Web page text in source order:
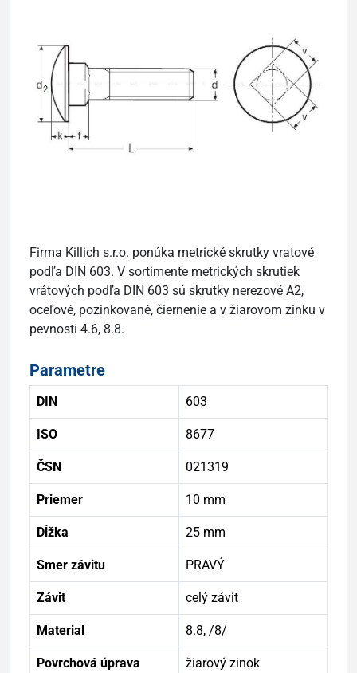
Firma Killich s.r.o. ponúka metrické skrutky vratové
podľa DIN 603. V sortimente metrických skrutiek
vrátových podľa DIN 603 sú skrutky nerezové A2,
oceľové, pozinkované, čiernenie a v žiarovom zinku v
pevnosti 4.6, 8.8.
Parametre
DIN 603
ISO 8677
ČSN 021319
Priemer 10 mm
Dĺžka 25 mm
Smer závitu PRAVÝ
Závit celý závit
Material 8.8, /8/
Povrchová úprava žiarový zinok